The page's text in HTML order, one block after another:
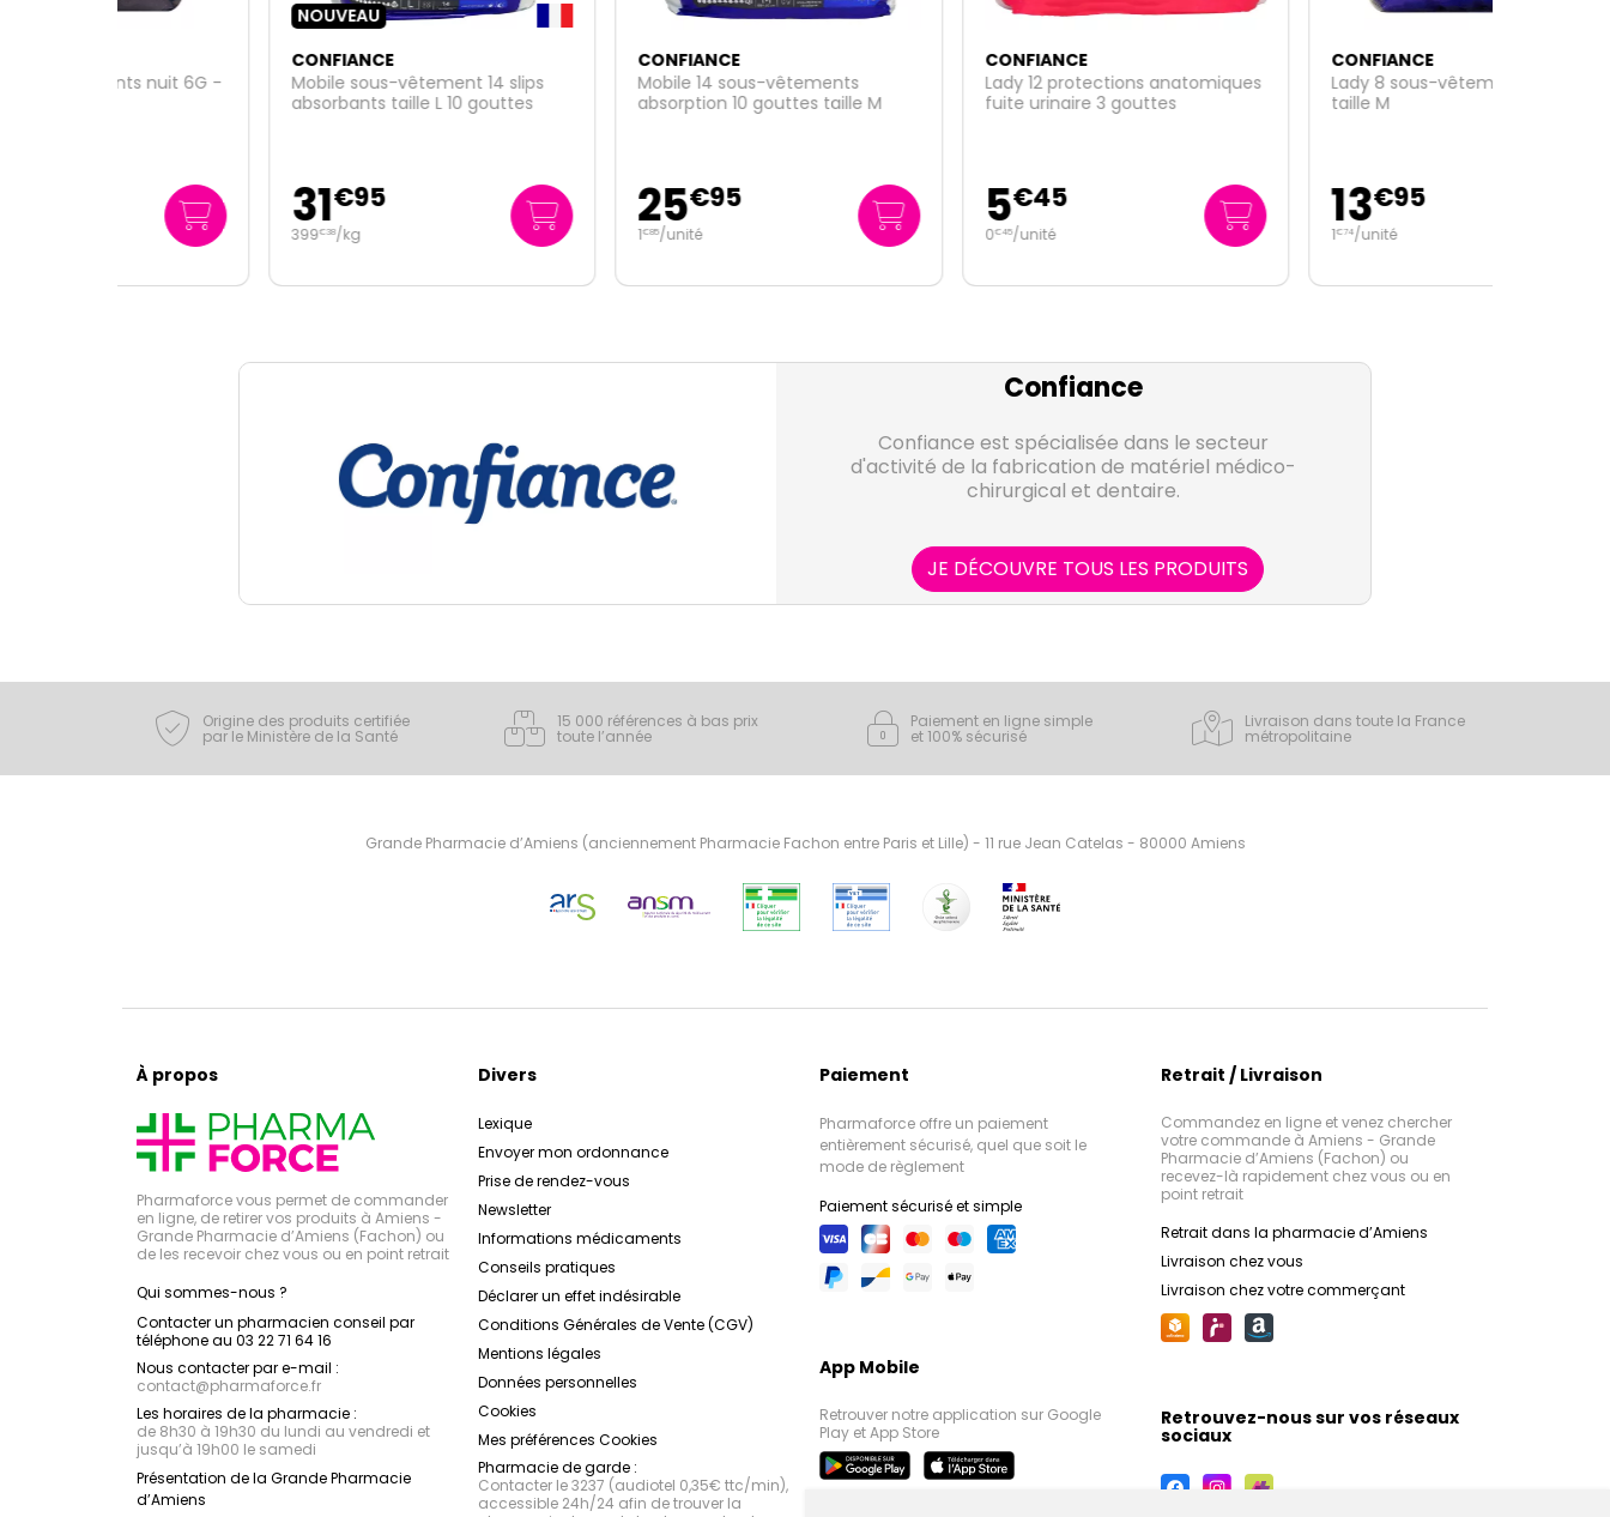
NOUVEAU
Mobile sous-vêtement 14 slips
absorbants taille L 10 gouttes
31€95
399€ 38/kg
Mobile 14 sous-vêtements
absorption 10 gouttes taille M
25€95
85/unité
Lady 12 protections anatomiques
fuite urinaire 3 gouttes
5€45
45/unité
Lady 8 sous-vêtements nuit 6G -
13€95
74/unité
Confiance
Confiance est spécialisée dans le secteur
d'activité de la fabrication de matériel médico-
chirurgical et dentaire.
JE DÉCOUVRE TOUS LES PRODUITS
Origine des produits certifiée
par le Ministère de la Santé
15 000 références à bas prix
toute l’année
Paiement en ligne simple
et 100% sécurisé
Livraison dans toute la France
métropolitaine
Grande Pharmacie d’Amiens (anciennement Pharmacie Fachon entre Paris et Lille) - 11 rue Jean Catelas - 80000 Amiens
À propos
Pharmaforce vous permet de commander
en ligne, de retirer vos produits à Amiens -
Grande Pharmacie d’Amiens (Fachon) ou
de les recevoir chez vous ou en point retrait
Qui sommes-nous ?
Contacter un pharmacien conseil par
téléphone au 03 22 71 64 16
Nous contacter par e-mail :
contact@pharmaforce.fr
Les horaires de la pharmacie :
de 8h30 à 19h30 du lundi au vendredi et
jusqu’à 19h00 le samedi
Présentation de la Grande Pharmacie
d’Amiens
Divers
Lexique
Envoyer mon ordonnance
Prise de rendez-vous
Newsletter
Informations médicaments
Conseils pratiques
Déclarer un effet indésirable
Conditions Générales de Vente (CGV)
Mentions légales
Données personnelles
Cookies
Mes préférences Cookies
Pharmacie de garde :
Contacter le 3237 (audiotel 0,35€ ttc/min),
accessible 24h/24 afin de trouver la
Paiement
Pharmaforce offre un paiement
entièrement sécurisé, quel que soit le
mode de règlement
Paiement sécurisé et simple
App Mobile
Retrouver notre application sur Google
Play et App Store
Retrait / Livraison
Commandez en ligne et venez chercher
votre commande à Amiens - Grande
Pharmacie d’Amiens (Fachon) ou
recevez-là rapidement chez vous ou en
point retrait
Retrait dans la pharmacie d’Amiens
Livraison chez vous
Livraison chez votre commerçant
Retrouvez-nous sur vos réseaux
sociaux